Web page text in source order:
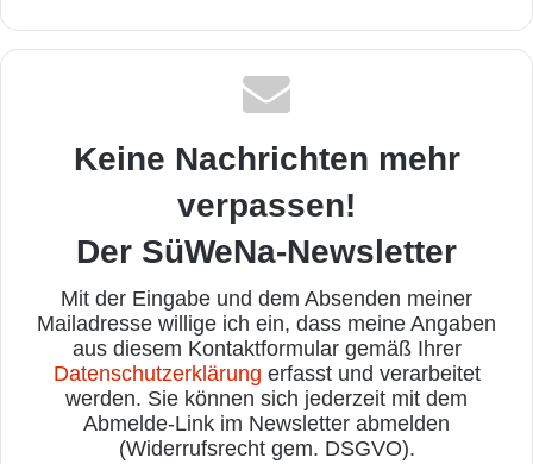
Keine Nachrichten mehr
verpassen!
Der SüWeNa-Newsletter
Mit der Eingabe und dem Absenden meiner
Mailadresse willige ich ein, dass meine Angaben
aus diesem Kontaktformular gemäß Ihrer
Datenschutzerklärung erfasst und verarbeitet
werden. Sie können sich jederzeit mit dem
Abmelde-Link im Newsletter abmelden
(Widerrufsrecht gem. DSGVO).